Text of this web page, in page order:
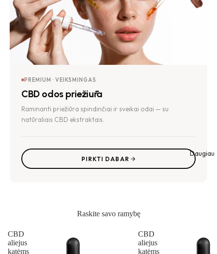
Daugiau
PREMIUM · VEIKSMINGAS
CBD odos priežiūra
Raminanti priežiūra spindinčiai ir sveikai odai — su
natūraliais CBD ekstraktais.
PIRKTI DABAR
Raskite savo ramybę
CBD
aliejus
katėms
CBD
aliejus
katėms